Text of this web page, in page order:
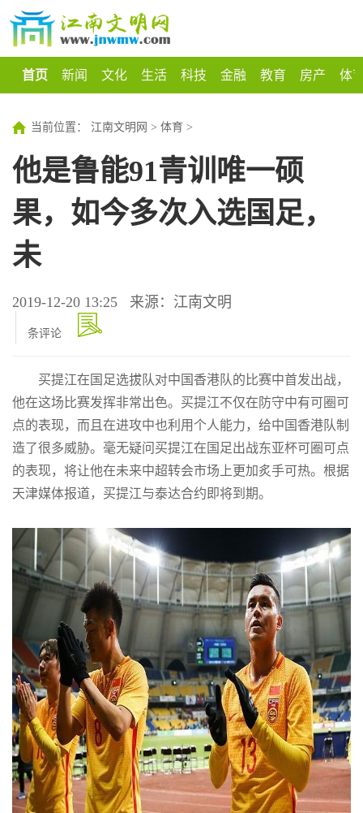
首页 新闻 文化 生活 科技 金融 教育 房产 体
当前位置： 江南文明网 > 体育 >
他是鲁能91青训唯一硕
果，如今多次入选国足，
未
2019-12-20 13:25 来源：江南文明
条评论
买提江在国足选拔队对中国香港队的比赛中首发出战，
他在这场比赛发挥非常出色。买提江不仅在防守中有可圈可
点的表现，而且在进攻中也利用个人能力，给中国香港队制
造了很多威胁。毫无疑问买提江在国足出战东亚杯可圈可点
的表现，将让他在未来中超转会市场上更加炙手可热。根据
天津媒体报道，买提江与泰达合约即将到期。